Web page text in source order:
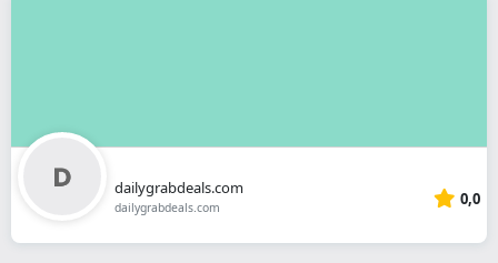
dailygrabdeals.com
dailygrabdeals.com 0,0